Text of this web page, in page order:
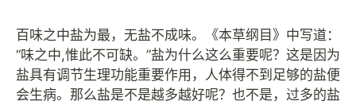
百味之中盐为最，无盐不成味。《本草纲目》中写道：
“味之中,惟此不可缺。”盐为什么这么重要呢？这是因为
盐具有调节生理功能重要作用，人体得不到足够的盐便
会生病。那么盐是不是越多越好呢？也不是，过多的盐